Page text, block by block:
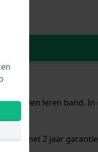
van een leren band.
met 2 jaar